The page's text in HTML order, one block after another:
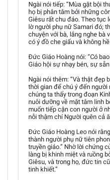
Ngài nói tiếp: “Mùa gặt bội
họ bị phân tâm bởi những
Giêsu rất chu đáo. Theo tục
lờ người phụ nữ Samari đó;
chuyện với bà, lắng nghe bà
có ý đồ che giấu và không
Đức Giáo Hoàng nói: “Có
Giáo hội sự nhạy bén, sự sẵn
Ngài nói thêm: “Và thật đẹp
thời gian để chú ý đến
chúng ta thấy trong đoạn
nuôi dưỡng về mặt tâm linh
muốn tiếp cận con người ở
nỗi thậm chí Người quên cả
Đức Giáo Hoàng Leo nói
thành người phụ nữ tiên
truyền giáo.” Nhờ lời chứng
làng bị khinh miệt và ruồng
Giêsu, và trong họ, đức tin
tinh khiết.”